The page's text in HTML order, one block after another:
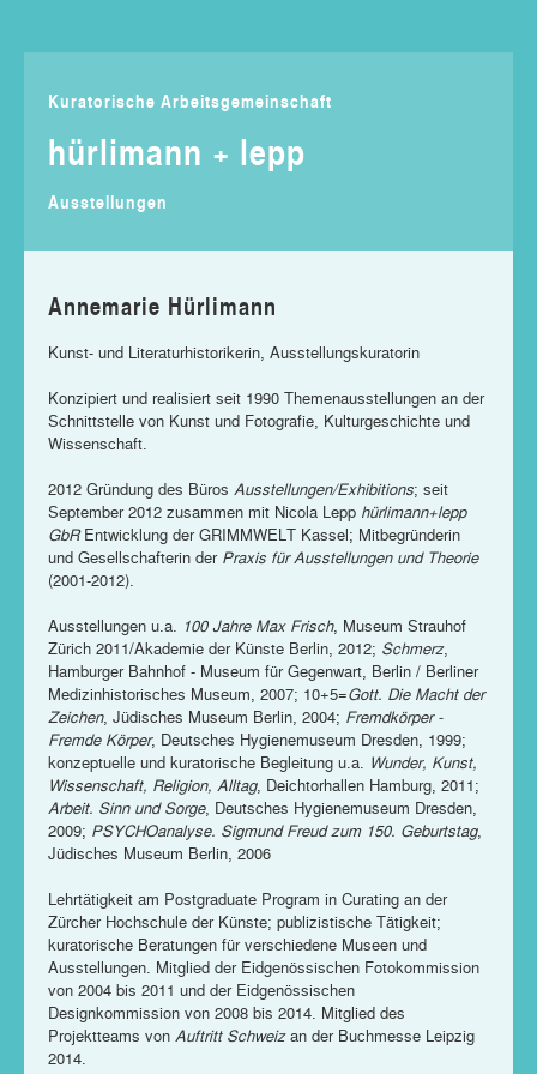
Kuratorische Arbeitsgemeinschaft
hürlimann + lepp
Ausstellungen
Annemarie Hürlimann
Kunst- und Literaturhistorikerin, Ausstellungskuratorin
Konzipiert und realisiert seit 1990 Themenausstellungen an der
Schnittstelle von Kunst und Fotografie, Kulturgeschichte und
Wissenschaft.
2012 Gründung des Büros Ausstellungen/Exhibitions; seit
September 2012 zusammen mit Nicola Lepp hürlimann+lepp
GbREntwicklung der GRIMMWELT Kassel; Mitbegründerin
und Gesellschafterin der Praxis für Ausstellungen und Theorie
(2001-2012).
Ausstellungen u.a. 100 Jahre Max Frisch, Museum Strauhof
Zürich 2011/Akademie der Künste Berlin, 2012; Schmerz,
Hamburger Bahnhof - Museum für Gegenwart, Berlin / Berliner
Medizinhistorisches Museum, 2007; 10+5=Gott. Die Macht der
Zeichen, Jüdisches Museum Berlin, 2004; Fremdkörper -
Fremde Körper, Deutsches Hygienemuseum Dresden, 1999;
konzeptuelle und kuratorische Begleitung u.a. Wunder, Kunst,
Wissenschaft, Religion, Alltag, Deichtorhallen Hamburg, 2011;
Arbeit. Sinn und Sorge, Deutsches Hygienemuseum Dresden,
2009; PSYCHOanalyse. Sigmund Freud zum 150. Geburtstag,
Jüdisches Museum Berlin, 2006
Lehrtätigkeit am Postgraduate Program in Curating an der
Zürcher Hochschule der Künste; publizistische Tätigkeit;
kuratorische Beratungen für verschiedene Museen und
Ausstellungen. Mitglied der Eidgenössischen Fotokommission
von 2004 bis 2011 und der Eidgenössischen
Designkommission von 2008 bis 2014. Mitglied des
Projektteams von Auftritt Schweizan der Buchmesse Leipzig
2014.